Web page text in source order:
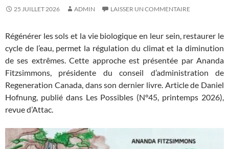
25 JUILLET 2026 ADMIN LAISSER UN COMMENTAIRE
Régénérer les sols et la vie biologique en leur sein, restaurer le
cycle de l’eau, permet la régulation du climat et la diminution
de ses extrêmes. Cette approche est présentée par Ananda
Fitzsimmons, présidente du conseil d’administration de
Regeneration Canada, dans son dernier livre. Article de Daniel
Hofnung, publié dans Les Possibles (N°45, printemps 2026),
revue d’Attac.